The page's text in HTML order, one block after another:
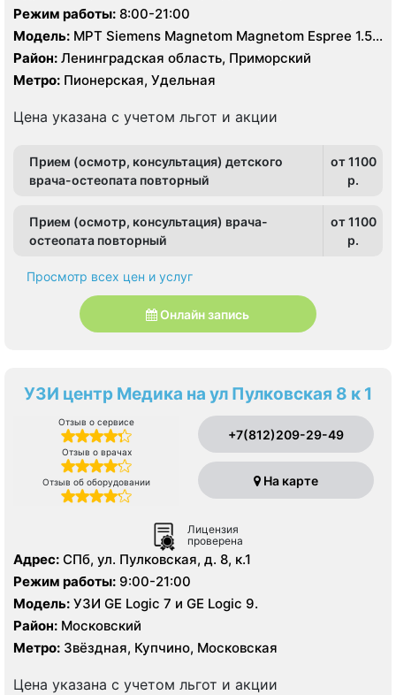
Режим работы: 8:00-21:00
Модель: МРТ Siemens Magnetom Magnetom Espree 1.5
Тесла, КТ Philips Ingenuity Elite 128 срезов
Район: Ленинградская область, Приморский
Метро: Пионерская, Удельная
Цена указана с учетом льгот и акции
Прием (осмотр, консультация) детского
врача-остеопата повторный
от 1100
p.
Прием (осмотр, консультация) врача-
остеопата повторный
от 1100
p.
Просмотр всех цен и услуг
Онлайн запись
УЗИ центр Медика на ул Пулковская 8 к 1
Отзыв о сервисе
Отзыв о врачах
Отзыв об оборудовании
+7(812)209-29-49
На карте
Лицензия
проверена
Адрес: СПб, ул. Пулковская, д. 8, к.1
Режим работы: 9:00-21:00
Модель: УЗИ GE Logic 7 и GE Logic 9.
Район: Московский
Метро: Звёздная, Купчино, Московская
Цена указана с учетом льгот и акции